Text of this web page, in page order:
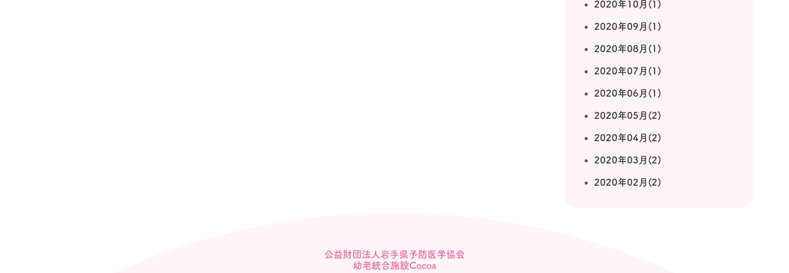
2020年10月(1)
2020年09月(1)
2020年08月(1)
2020年07月(1)
2020年06月(1)
2020年05月(2)
2020年04月(2)
2020年03月(2)
2020年02月(2)
公益財団法人岩手県予防医学協会
幼老統合施設Cocoa